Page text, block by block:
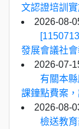
文認證培訓
2026-08-
發展會議社
2026-07-
有關本
課鐘點費案
2026-08-
檢送教